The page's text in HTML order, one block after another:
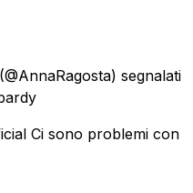
(@AnnaRagosta) segnalati
Ci sono problemi con